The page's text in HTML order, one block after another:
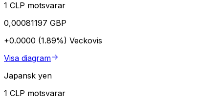
1 CLP motsvarar
0,00081197 GBP
+0.0000 (1.89%) Veckovis
Visa diagram
Japansk yen
1 CLP motsvarar